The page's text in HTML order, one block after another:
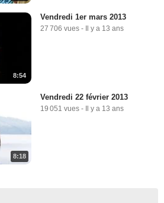
8:54
Vendredi 1er mars 2013
27 706 vues - Il y a 13 ans
8:18
Vendredi 22 février 2013
19 051 vues - Il y a 13 ans